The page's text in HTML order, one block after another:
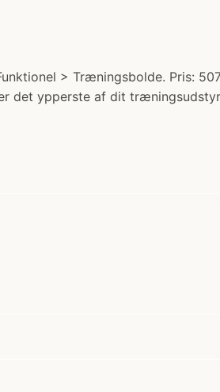
> Træningsbolde. Pris:
det ypperste af dit